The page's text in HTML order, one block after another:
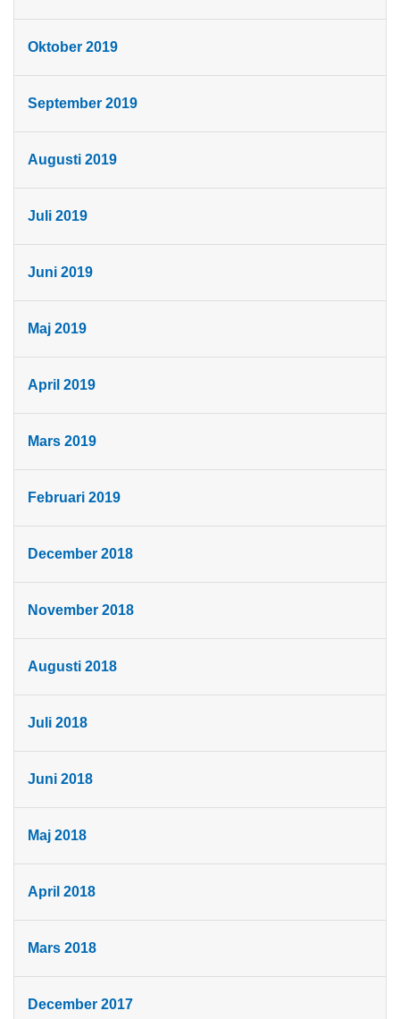
Oktober 2019
September 2019
Augusti 2019
Juli 2019
Juni 2019
Maj 2019
April 2019
Mars 2019
Februari 2019
December 2018
November 2018
Augusti 2018
Juli 2018
Juni 2018
Maj 2018
April 2018
Mars 2018
December 2017